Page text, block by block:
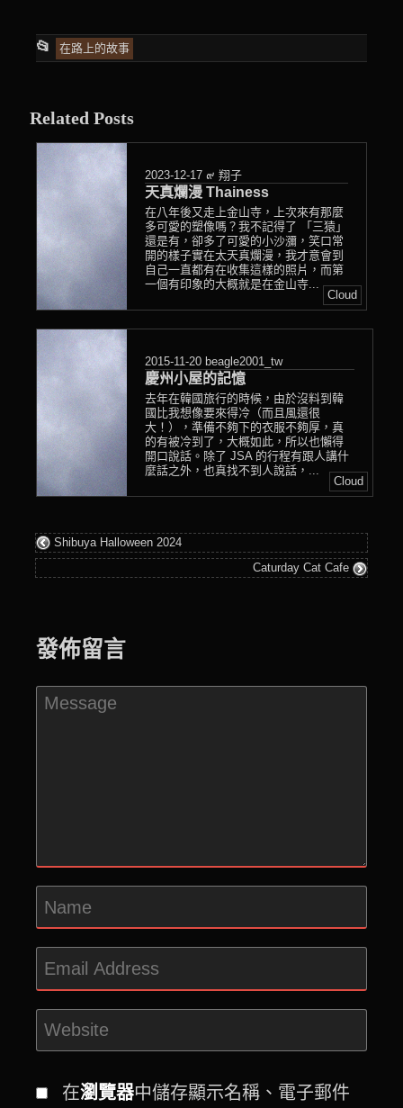
📂
This
posted
in
在路上的故事
Related Posts
2023-12-17 ๙ 翔子
天真爛漫 Thainess
在八年後又走上金山寺，上次來有那麼
多可愛的塑像嗎？我不記得了 「三猿」
還是有，卻多了可愛的小沙瀰，笑口常
開的樣子實在太天真爛漫，我才意會到
自己一直都有在收集這樣的照片，而第
一個有印象的大概就是在金山寺...
Cloud
2015-11-20 beagle2001_tw
慶州小屋的記憶
去年在韓國旅行的時候，由於沒料到韓
國比我想像要來得冷（而且風還很
大！），準備不夠下的衣服不夠厚，真
的有被冷到了，大概如此，所以也懶得
開口說話。除了 JSA 的行程有跟人講什
麼話之外，也真找不到人說話，...
Cloud
Shibuya Halloween 2024
Caturday Cat Cafe
發佈留言
在瀏覽器中儲存顯示名稱、電子郵件